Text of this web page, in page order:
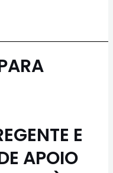
E
APOIO